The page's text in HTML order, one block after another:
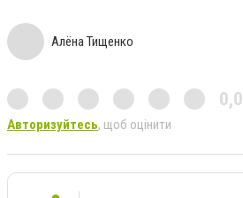
Алёна Тищенко
0,0
Авторизуйтесь, щоб оцінити